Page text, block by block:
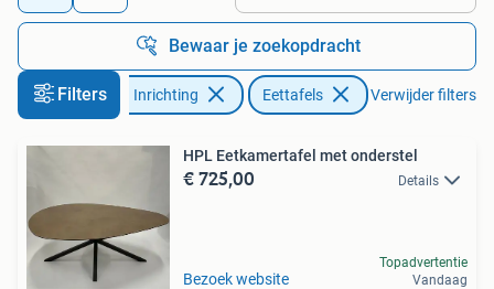
Bewaar je zoekopdracht
Filters
Huis en Inrichting Eettafels Verwijder filters
HPL Eetkamertafel met onderstel
€ 725,00 Details
Bezoek website
Topadvertentie
Vandaag